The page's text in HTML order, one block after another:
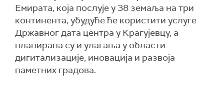
Емирата, која послује у 38 земаља на три
континента, убудуће ће користити услуге
Државног дата центра у Крагујевцу, а
планирана су и улагања у области
дигитализације, иновација и развоја
паметних градова.